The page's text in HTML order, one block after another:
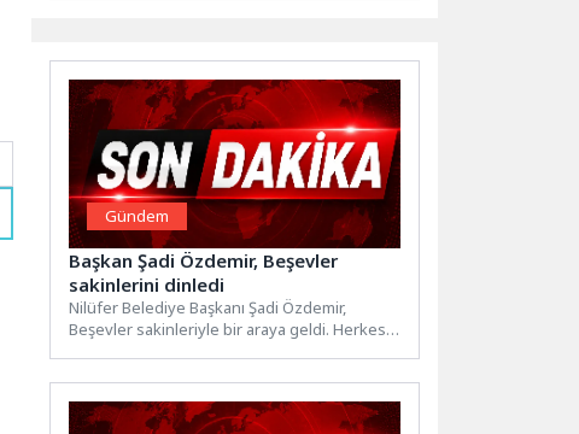
Gündem
Başkan Şadi Özdemir, Beşevler
sakinlerini dinledi
Nilüfer Belediye Başkanı Şadi Özdemir,
Beşevler sakinleriyle bir araya geldi. Herkesin